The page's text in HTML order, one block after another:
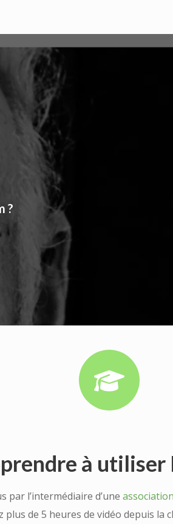
?
à utiliser
par l’intermédiaire d’une
plus de 5 heures de vidéo depuis la